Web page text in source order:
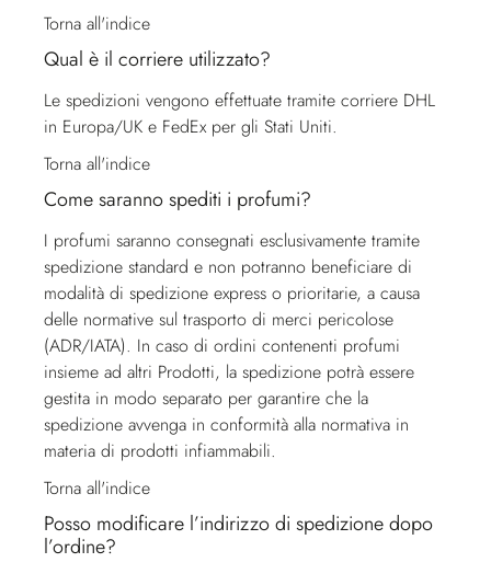
Torna all'indice
Qual è il corriere utilizzato?
Le spedizioni vengono effettuate tramite corriere DHL
in Europa/UK e FedEx per gli Stati Uniti.
Torna all'indice
Come saranno spediti i profumi?
I profumi saranno consegnati esclusivamente tramite
spedizione standard e non potranno beneficiare di
modalità di spedizione express o prioritarie, a causa
delle normative sul trasporto di merci pericolose
(ADR/IATA). In caso di ordini contenenti profumi
insieme ad altri Prodotti, la spedizione potrà essere
gestita in modo separato per garantire che la
spedizione avvenga in conformità alla normativa in
materia di prodotti infiammabili.
Torna all'indice
Posso modificare l’indirizzo di spedizione dopo
l’ordine?